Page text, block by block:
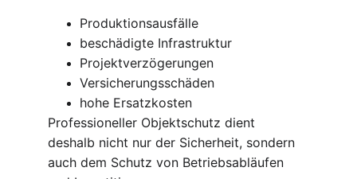
Produktionsausfälle
beschädigte Infrastruktur
Projektverzögerungen
Versicherungsschäden
hohe Ersatzkosten
Professioneller Objektschutz dient
deshalb nicht nur der Sicherheit, sondern
auch dem Schutz von Betriebsabläufen